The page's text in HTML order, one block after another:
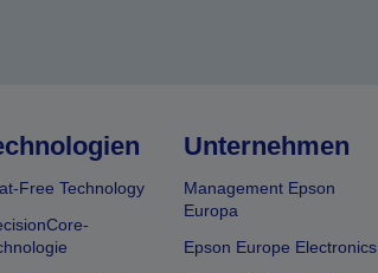
Free Technology
Unternehmen
Management Epson
Europa
Epson Europe Electronics